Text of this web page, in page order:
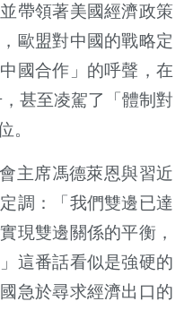
帶領著美國經濟政策
歐盟對中國的戰略定
國合作」的呼聲，在
甚至凌駕了「體制對
。
主席馮德萊恩與習近
調：「我們雙邊已達
現雙邊關係的平衡，
這番話看似是強硬的
急於尋求經濟出口的